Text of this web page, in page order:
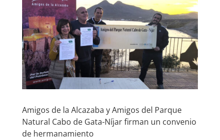
Amigos de la Alcazaba y Amigos del Parque
Natural Cabo de Gata-Níjar firman un convenio
de hermanamiento